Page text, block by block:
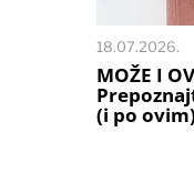
18.07.2026.
MOŽE I
(i po